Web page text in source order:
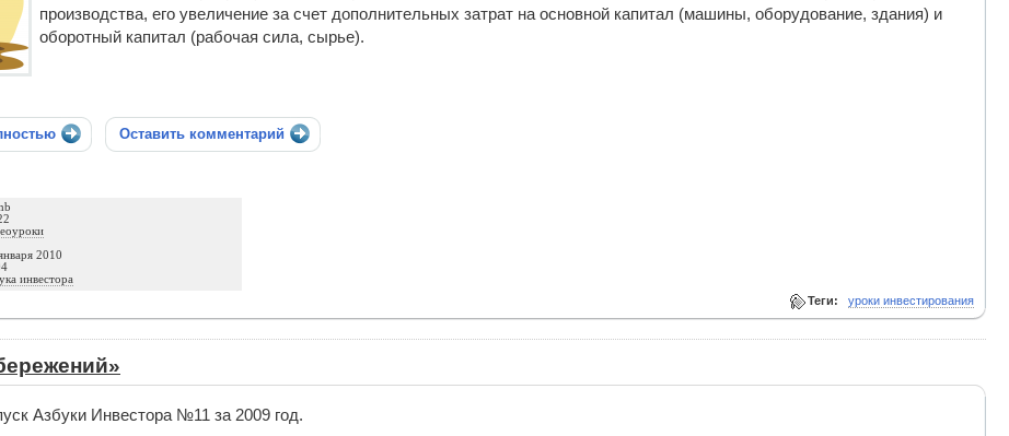
производства, его увеличение за счет дополнительных затрат на основной капитал (машины, оборудование, здания) и
оборотный капитал (рабочая сила, сырье).
Оставить комментарий
2010
инвестора
Теги: уроки инвестирования
Азбуки Инвестора №11 за 2009 год.